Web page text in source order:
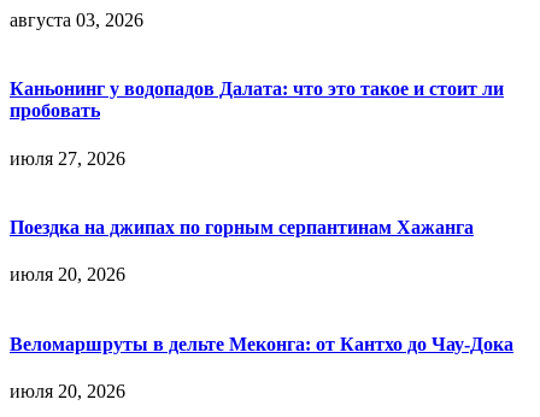
августа 03, 2026
Каньонинг у водопадов Далата: что это такое и стоит ли
пробовать
июля 27, 2026
Поездка на джипах по горным серпантинам Хажанга
июля 20, 2026
Веломаршруты в дельте Меконга: от Кантхо до Чау-Дока
июля 20, 2026